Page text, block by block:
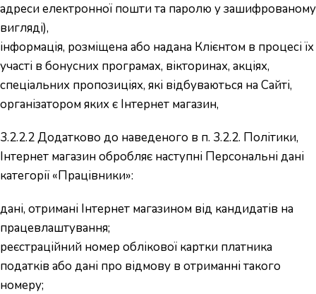
адреси електронної пошти та паролю у зашифрованому
вигляді),
інформація, розміщена або надана Клієнтом в процесі їх
участі в бонусних програмах, вікторинах, акціях,
спеціальних пропозиціях, які відбуваються на Сайті,
організатором яких є Інтернет магазин,
3.2.2.2 Додатково до наведеного в п. 3.2.2. Політики,
Інтернет магазин обробляє наступні Персональні дані
категорії «Працівники»:
дані, отримані Інтернет магазином від кандидатів на
працевлаштування;
реєстраційний номер облікової картки платника
податків або дані про відмову в отриманні такого
номеру;